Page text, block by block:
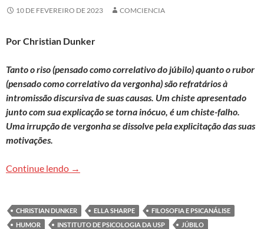
10 DE FEVEREIRO DE 2023 COMCIENCIA
Por Christian Dunker
Tanto o riso (pensado como correlativo do júbilo) quanto o rubor
(pensado como correlativo da vergonha) são refratários à
intromissão discursiva de suas causas. Um chiste apresentado
junto com sua explicação se torna inócuo, é um chiste-falho.
Uma irrupção de vergonha se dissolve pela explicitação das suas
motivações.
Continue lendo Humor e Vergonha
→
CHRISTIAN DUNKER ELLA SHARPE
FILOSOFIA E PSICANÁLISE
HUMOR
INSTITUTO DE PSICOLOGIA DA USP
JÚBILO